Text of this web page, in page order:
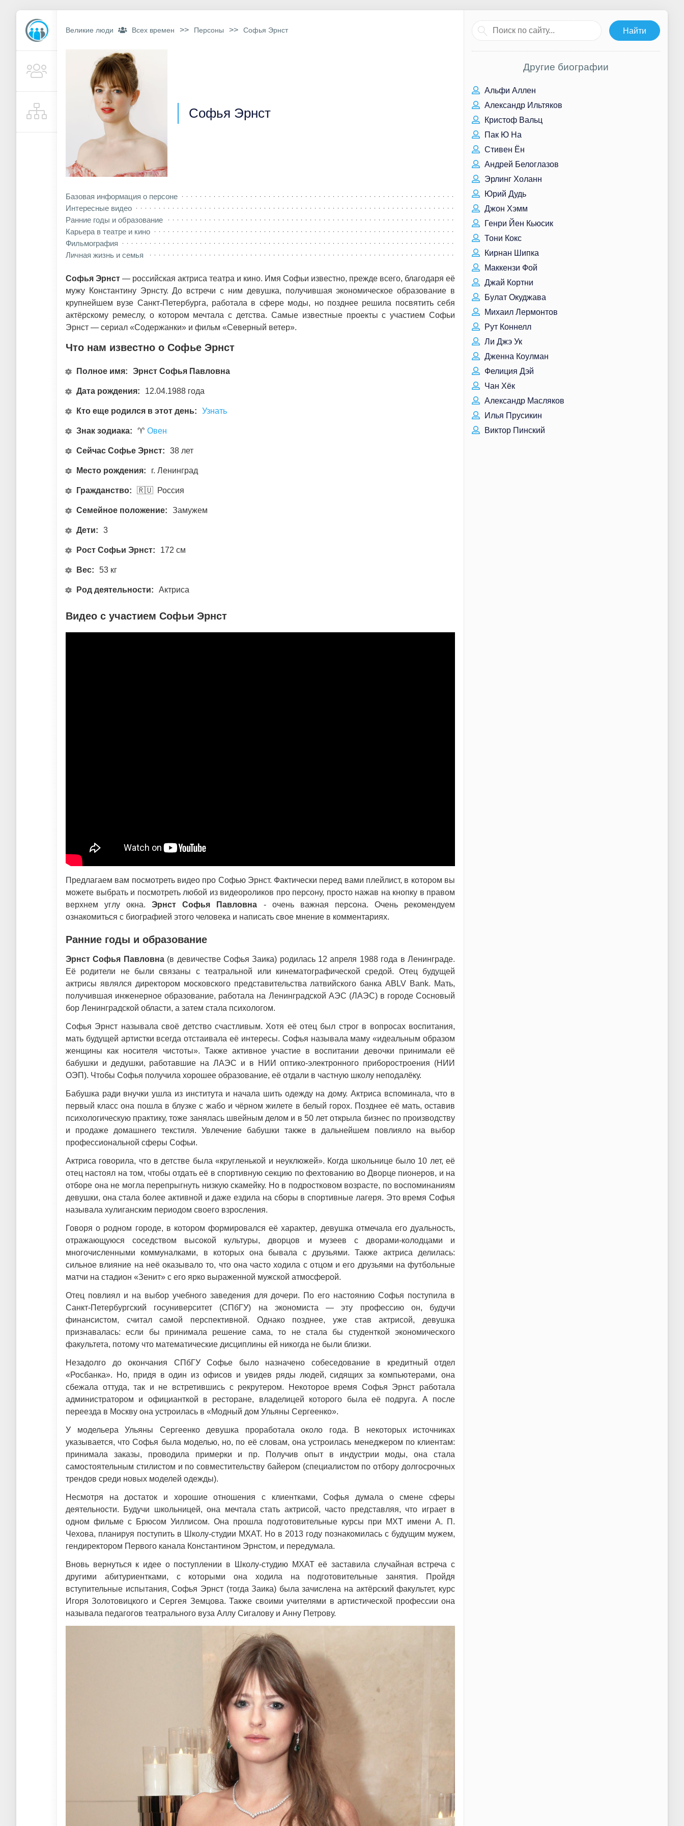
Великие люди Всех времен >> Персоны >> Софья Эрнст
Софья Эрнст
Базовая информация о персоне
Интересные видео
Ранние годы и образование
Карьера в театре и кино
Фильмография
Личная жизнь и семья
Софья Эрнст — российская актриса театра и кино. Имя Софьи известно, прежде всего, благодаря её
мужу Константину Эрнсту. До встречи с ним девушка, получившая экономическое образование в
крупнейшем вузе Санкт-Петербурга, работала в сфере моды, но позднее решила посвятить себя
актёрскому ремеслу, о котором мечтала с детства. Самые известные проекты с участием Софьи
Эрнст — сериал «Содержанки» и фильм «Северный ветер».
Что нам известно о Софье Эрнст
Полное имя: Эрнст Софья Павловна
Дата рождения: 12.04.1988 года
Кто еще родился в этот день: Узнать
Знак зодиака: ♈ Овен
Сейчас Софье Эрнст: 38 лет
Место рождения: г. Ленинград
Гражданство: 🇷🇺 Россия
Семейное положение: Замужем
Дети: 3
Рост Софьи Эрнст: 172 см
Вес: 53 кг
Род деятельности: Актриса
Видео с участием Софьи Эрнст
Предлагаем вам посмотреть видео про Софью Эрнст. Фактически перед вами плейлист, в котором вы
можете выбрать и посмотреть любой из видеороликов про персону, просто нажав на кнопку в правом
верхнем углу окна.Эрнст Софья Павловна - очень важная персона. Очень рекомендуем
ознакомиться с биографией этого человека и написать свое мнение в комментариях.
Ранние годы и образование
Эрнст Софья Павловна(в девичестве Софья Заика) родилась 12 апреля 1988 года в Ленинграде.
Её родители не были связаны с театральной или кинематографической средой. Отец будущей
актрисы являлся директором московского представительства латвийского банка ABLV Bank. Мать,
получившая инженерное образование, работала на Ленинградской АЭС (ЛАЭС) в городе Сосновый
бор Ленинградской области, а затем стала психологом.
Софья Эрнст называла своё детство счастливым. Хотя её отец был строг в вопросах воспитания,
мать будущей артистки всегда отстаивала её интересы. Софья называла маму «идеальным образом
женщины как носителя чистоты». Также активное участие в воспитании девочки принимали её
бабушки и дедушки, работавшие на ЛАЭС и в НИИ оптико-электронного приборостроения (НИИ
ОЭП). Чтобы Софья получила хорошее образование, её отдали в частную школу неподалёку.
Бабушка ради внучки ушла из института и начала шить одежду на дому. Актриса вспоминала, что в
первый класс она пошла в блузке с жабо и чёрном жилете в белый горох. Позднее её мать, оставив
психологическую практику, тоже занялась швейным делом и в 50 лет открыла бизнес по производству
и продаже домашнего текстиля. Увлечение бабушки также в дальнейшем повлияло на выбор
профессиональной сферы Софьи.
Актриса говорила, что в детстве была «кругленькой и неуклюжей». Когда школьнице было 10 лет, её
отец настоял на том, чтобы отдать её в спортивную секцию по фехтованию во Дворце пионеров, и на
отборе она не могла перепрыгнуть низкую скамейку. Но в подростковом возрасте, по воспоминаниям
девушки, она стала более активной и даже ездила на сборы в спортивные лагеря. Это время Софья
называла хулиганским периодом своего взросления.
Говоря о родном городе, в котором формировался её характер, девушка отмечала его дуальность,
отражающуюся соседством высокой культуры, дворцов и музеев с дворами-колодцами и
многочисленными коммуналками, в которых она бывала с друзьями. Также актриса делилась:
сильное влияние на неё оказывало то, что она часто ходила с отцом и его друзьями на футбольные
матчи на стадион «Зенит» с его ярко выраженной мужской атмосферой.
Отец повлиял и на выбор учебного заведения для дочери. По его настоянию Софья поступила в
Санкт-Петербургский госуниверситет (СПбГУ) на экономиста — эту профессию он, будучи
финансистом, считал самой перспективной. Однако позднее, уже став актрисой, девушка
признавалась: если бы принимала решение сама, то не стала бы студенткой экономического
факультета, потому что математические дисциплины ей никогда не были близки.
Незадолго до окончания СПбГУ Софье было назначено собеседование в кредитный отдел
«Росбанка». Но, придя в один из офисов и увидев ряды людей, сидящих за компьютерами, она
сбежала оттуда, так и не встретившись с рекрутером. Некоторое время Софья Эрнст работала
администратором и официанткой в ресторане, владелицей которого была её подруга. А после
переезда в Москву она устроилась в «Модный дом Ульяны Сергеенко».
У модельера Ульяны Сергеенко девушка проработала около года. В некоторых источниках
указывается, что Софья была моделью, но, по её словам, она устроилась менеджером по клиентам:
принимала заказы, проводила примерки и пр. Получив опыт в индустрии моды, она стала
самостоятельным стилистом и по совместительству байером (специалистом по отбору долгосрочных
трендов среди новых моделей одежды).
Несмотря на достаток и хорошие отношения с клиентками, Софья думала о смене сферы
деятельности. Будучи школьницей, она мечтала стать актрисой, часто представляя, что играет в
одном фильме с Брюсом Уиллисом. Она прошла подготовительные курсы при МХТ имени А. П.
Чехова, планируя поступить в Школу-студии МХАТ. Но в 2013 году познакомилась с будущим мужем,
гендиректором Первого канала Константином Эрнстом, и передумала.
Вновь вернуться к идее о поступлении в Школу-студию МХАТ её заставила случайная встреча с
другими абитуриентками, с которыми она ходила на подготовительные занятия. Пройдя
вступительные испытания, Софья Эрнст (тогда Заика) была зачислена на актёрский факультет, курс
Игоря Золотовицкого и Сергея Земцова. Также своими учителями в артистической профессии она
называла педагогов театрального вуза Аллу Сигалову и Анну Петрову.
Другие биографии
Альфи Аллен
Александр Ильтяков
Кристоф Вальц
Пак Ю На
Стивен Ён
Андрей Белоглазов
Эрлинг Холанн
Юрий Дудь
Джон Хэмм
Генри Йен Кьюсик
Тони Кокс
Кирнан Шипка
Маккензи Фой
Джай Кортни
Булат Окуджава
Михаил Лермонтов
Рут Коннелл
Ли Джэ Ук
Дженна Коулман
Фелиция Дэй
Чан Хёк
Александр Масляков
Илья Прусикин
Виктор Пинский